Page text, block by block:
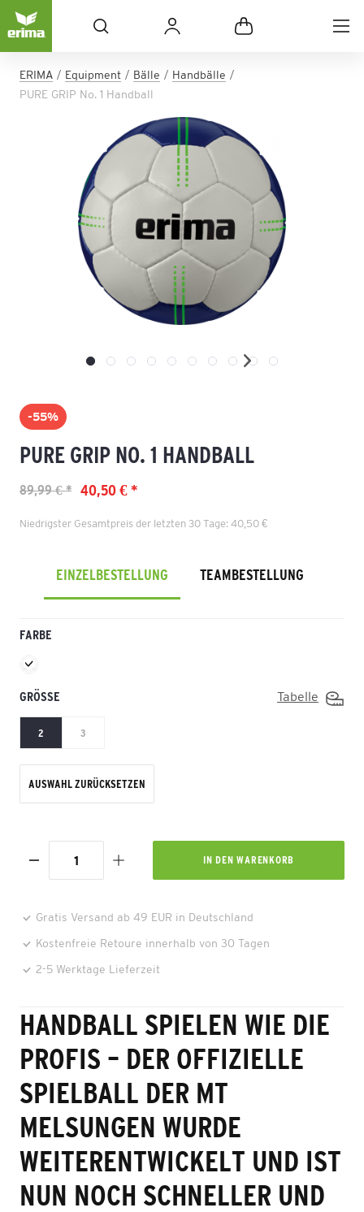
ERIMA Equipment Bälle
Handbälle
PURE GRIP No. 1 Handball
-55%
PURE GRIP NO. 1 HANDBALL
40,50 € *
89,99 € *
Niedrigster Gesamtpreis der letzten 30 Tage: 40,50 €
EINZELBESTELLUNG TEAMBESTELLUNG
FARBE
GRÖSSE Tabelle
2 3
AUSWAHL ZURÜCKSETZEN
IN DEN WARENKORB
Gratis Versand ab 49 EUR in Deutschland
Kostenfreie Retoure innerhalb von 30 Tagen
2-5 Werktage Lieferzeit
HANDBALL SPIELEN WIE DIE
PROFIS – DER OFFIZIELLE
SPIELBALL DER MT
MELSUNGEN WURDE
WEITERENTWICKELT UND IST
NUN NOCH SCHNELLER UND